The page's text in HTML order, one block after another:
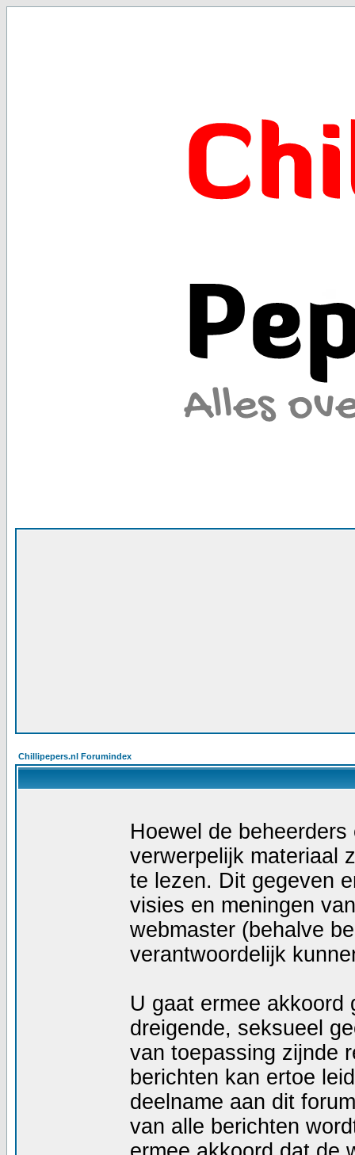
Chillipepers.nl Forumindex
Hoewel de
verwerpelijk materiaal
te lezen. Dit gegeven
visies en meningen
webmaster (behalve
verantwoordelijk
U gaat ermee akkoord
dreigende, seksueel
van toepassing zijnde
berichten kan ertoe
deelname aan dit
van alle berichten